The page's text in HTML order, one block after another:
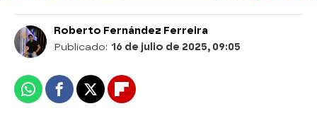
Roberto Fernández Ferreira
Publicado: 16 de julio de 2025, 09:05
WhatsappFacebook
X Flipboard